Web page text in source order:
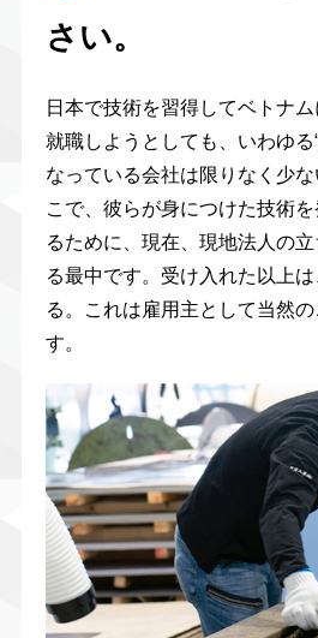
さい。
日本で技術を習得してベトナ
就職しようとしても、いわゆる
なっている会社は限りなく少
こで、彼らが身につけた技術
るために、現在、現地法人の
る最中です。受け入れた以上
る。これは雇用主として当然
す。